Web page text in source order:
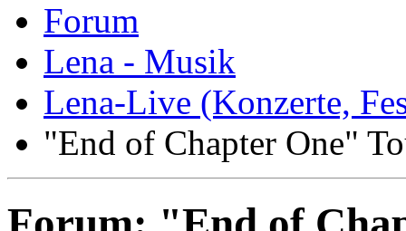
Forum
Lena - Musik
Lena-Live (Konzerte,
"End of Chapter One"